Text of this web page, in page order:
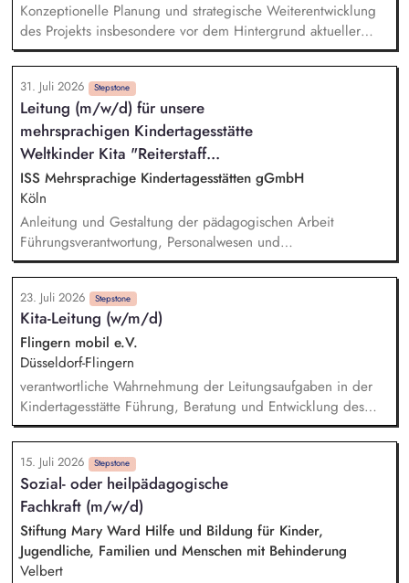
Konzeptionelle Planung und strategische Weiterentwicklung
des Projekts insbesondere vor dem Hintergrund aktueller
politischer Entwicklungen in den Projektregionen,
Öffentlichkeitsarbeit Print und web in Deutsch und Englisch,
Vertretung des Projekts bei Vorträgen, Netzwerk- u.
Fundraisingveranstaltungen, Weiterentwicklung des
Privatspendenfundraisings, regelmäßige Kommunikation mit
und das Gewinnen von (neuen) Spender*innen, Organisation
und Begleitung der etwa jährlich stattfindenden
Dialogseminare.
31. Juli 2026 Stepstone
Leitung (m/w/d) für unsere
mehrsprachigen Kindertagesstätte
Weltkinder Kita "Reiterstaff...
ISS Mehrsprachige Kindertagesstätten gGmbH
Köln
Anleitung und Gestaltung der pädagogischen Arbeit
Führungsverantwortung, Personalwesen und
Personalentwicklung Steuerung und Verwaltung der
Kindertagesstätte Zusammenarbeit mit dem Träger
Zusammenarbeit mit Eltern Zusammenarbeit und Vernetzung
mit anderen Institutionen Öffentlichkeitsarbeit und
Außenvertretung
23. Juli 2026 Stepstone
Kita-Leitung (w/m/d)
Flingern mobil e.V.
Düsseldorf-Flingern
verantwortliche Wahrnehmung der Leitungsaufgaben in der
Kindertagesstätte Führung, Beratung und Entwicklung des
Personals in pädagogischen und organisatorischen Fragen
Fachkenntnisse und Sensibilität in Sachen des Kindeswohls
und Kindesschutzes Budgetverantwortung und -steuerung
Umsetzung des im Kinderbildungsgesetz genannten
Erziehungs- und Bildungsauftrages Mitverantwortung für
Einstellungs- und Bewerbungsverfahren enge Zusammenarbeit
mit den Eltern im Rahmen der Erziehungspartnerschaft
15. Juli 2026 Stepstone
Sozial- oder heilpädagogische
Fachkraft (m/w/d)
Stiftung Mary Ward Hilfe und Bildung für Kinder,
Jugendliche, Familien und Menschen mit Behinderung
Velbert